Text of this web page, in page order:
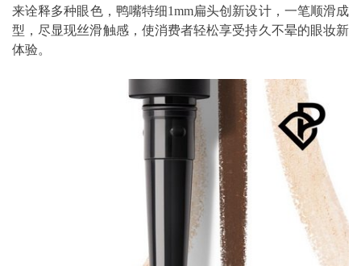
来诠释多种眼色，鸭嘴特细1mm扁头创新设计，一笔顺滑成
型，尽显现丝滑触感，使消费者轻松享受持久不晕的眼妆新
体验。